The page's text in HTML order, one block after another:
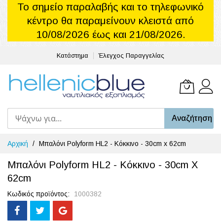
Το σημείο παραλαβής και το τηλεφωνικό
κέντρο θα παραμείνουν κλειστά από
10/08/2026 έως και 21/08/2026.
Κατάστημα Έλεγχος Παραγγελίας
Το
Αναζήτηση
Μετάβαση
στο
περιεχόμενο
Αρχική Μπαλόνι Polyform HL2 - Κόκκινο - 30cm x 62cm
Μπαλόνι Polyform HL2 - Κόκκινο - 30cm X
62cm
Κωδικός προϊόντος 1000382